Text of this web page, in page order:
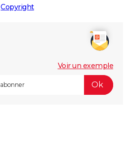
Copyright
Voir un exemple